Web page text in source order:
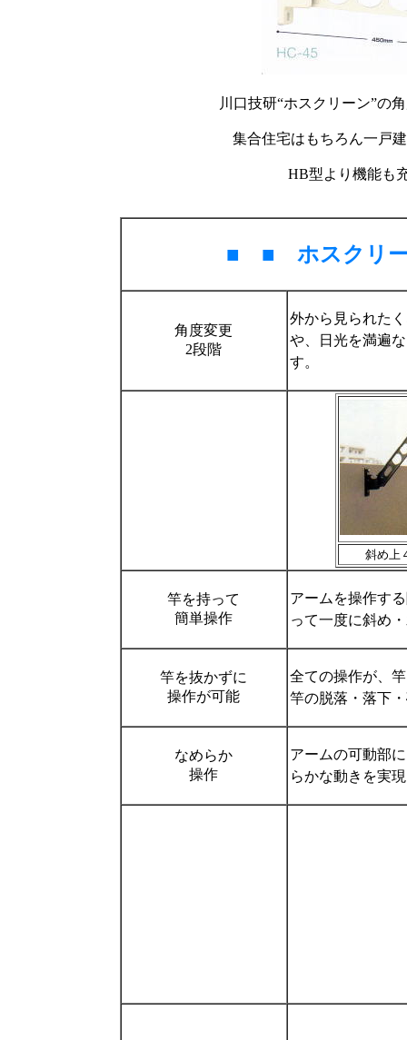
川口技研“ホスクリーン”の
集合住宅はもちろん一戸
HB型より機能も
■ ■ ホスクリ
角度変更
2段階
外から見られた
や、日光を満遍
す。
斜め上
竿を持って
簡単操作
アームを操作す
って一度に斜め
竿を抜かずに
操作が可能
全ての操作が、
竿の脱落・落下
なめらか
操作
アームの可動部
らかな動きを実